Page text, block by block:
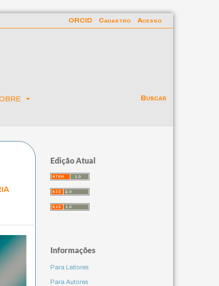
Buscar
ORCID Cadastro Acesso
Edição Atual
Informações
Para Leitores
Para Autores